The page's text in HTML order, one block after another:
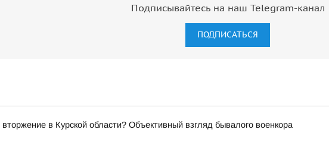
Подписывайтесь на наш Telegram-канал
ПОДПИСАТЬСЯ
в Курской области? Объективный взгляд бывалого военкора